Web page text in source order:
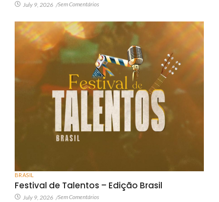
July 9, 2026 /Sem Comentários
BRASIL
Festival de Talentos – Edição Brasil
July 9, 2026 /Sem Comentários